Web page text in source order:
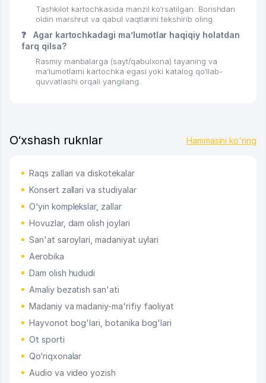
Tashkilot kartochkasida manzil ko‘rsatilgan. Borishdan
oldin marshrut va qabul vaqtlarini tekshirib oling.
❓
Agar kartochkadagi ma’lumotlar haqiqiy holatdan
farq qilsa?
Rasmiy manbalarga (sayt/qabulxona) tayaning va
ma’lumotlarni kartochka egasi yoki katalog qo‘llab-
quvvatlashi orqali yangilang.
O‘xshash ruknlar Hammasini ko'ring
Raqs zallari va diskotekalar
Konsert zallari va studiyalar
O‘yin komplekslar, zallar
Hovuzlar, dam olish joylari
San'at saroylari, madaniyat uylari
Aerobika
Dam olish hududi
Amaliy bezatish san'ati
Madaniy va madaniy-ma'rifiy faoliyat
Hayvonot bog'lari, botanika bog'lari
Ot sporti
Qo‘riqxonalar
Audio va video yozish